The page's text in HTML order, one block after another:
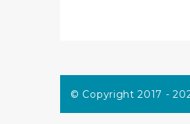
© Copyright 2017 -